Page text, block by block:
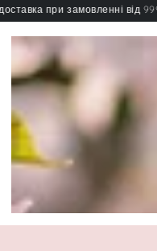
при замовленні від 999